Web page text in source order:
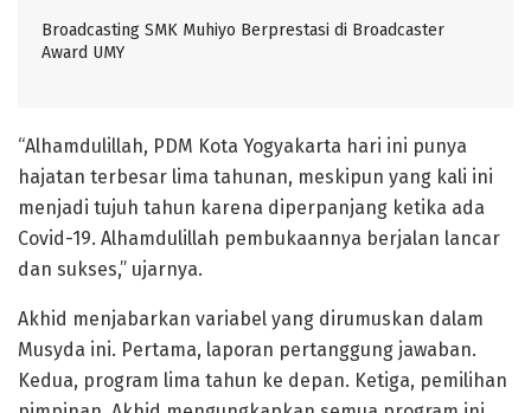
Broadcasting SMK Muhiyo Berprestasi di Broadcaster
Award UMY
“Alhamdulillah, PDM Kota Yogyakarta hari ini punya
hajatan terbesar lima tahunan, meskipun yang kali ini
menjadi tujuh tahun karena diperpanjang ketika ada
Covid-19. Alhamdulillah pembukaannya berjalan lancar
dan sukses,” ujarnya.
Akhid menjabarkan variabel yang dirumuskan dalam
Musyda ini. Pertama, laporan pertanggung jawaban.
Kedua, program lima tahun ke depan. Ketiga, pemilihan